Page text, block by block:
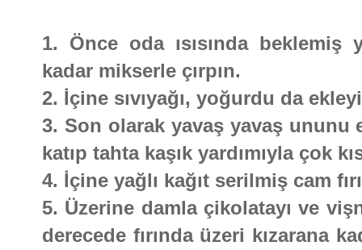
1. Önce oda ısısında
kadar mikserle çırpın.
2. İçine sıvıyağı, yoğurdu da
3. Son olarak yavaş yavaş ununu
katıp tahta kaşık yardımıyla çok
4. İçine yağlı kağıt serilmiş cam
5. Üzerine damla çikolatayı ve
derecede fırında üzeri kızarana